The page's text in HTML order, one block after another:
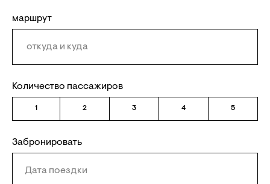
маршрут
Количество пассажиров
1 2 3 4 5
Забронировать